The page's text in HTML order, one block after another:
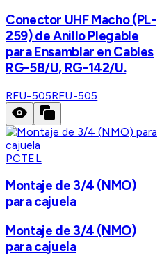
Conector UHF Macho (PL-
259) de Anillo Plegable
para Ensamblar en Cables
RG-58/U, RG-142/U.
RFU-505RFU-505
PCTEL
Montaje de 3/4 (NMO)
para cajuela
Montaje de 3/4 (NMO)
para cajuela